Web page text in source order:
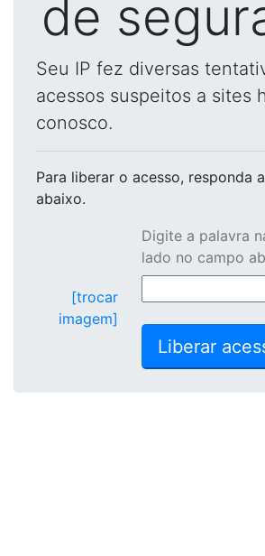
de
Seu IP fez diversas
acessos suspeitos a sites
conosco.
Para liberar o acesso, responda
abaixo.
[trocar
imagem]
Digite a palavra
lado no campo